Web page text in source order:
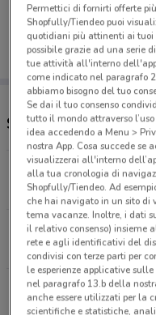
salvarle e
dal tuo
Supermercati e
Via Mortora, 56
2.9 km
CHIUSO
Corso Italia, 303/
3.3 km
CHIUSO
Via R. Bosco 232
6.6 km
CHIUSO
Permettici di fornirti offerte
Shopfully/Tiendeo puoi
quotidiani più attinenti ai tuoi
possibile grazie ad una serie
tue attività all'interno
come indicato nel paragrafo
abbiamo bisogno del tuo
Se dai il tuo consenso
tutto il mondo attraverso
idea accedendo a Menu >
nostra App. Cosa succede se
visualizzerai all'interno
alla tua cronologia di
Shopfully/Tiendeo. Ad
che hai navigato in un sito di
tema vacanze. Inoltre, i dati
il relativo consenso) insieme
rete e agli identificativi del
condivisi con terze parti per
le esperienze applicative
nel paragrafo 13.b della
anche essere utilizzati per la
scientifiche e statistiche,